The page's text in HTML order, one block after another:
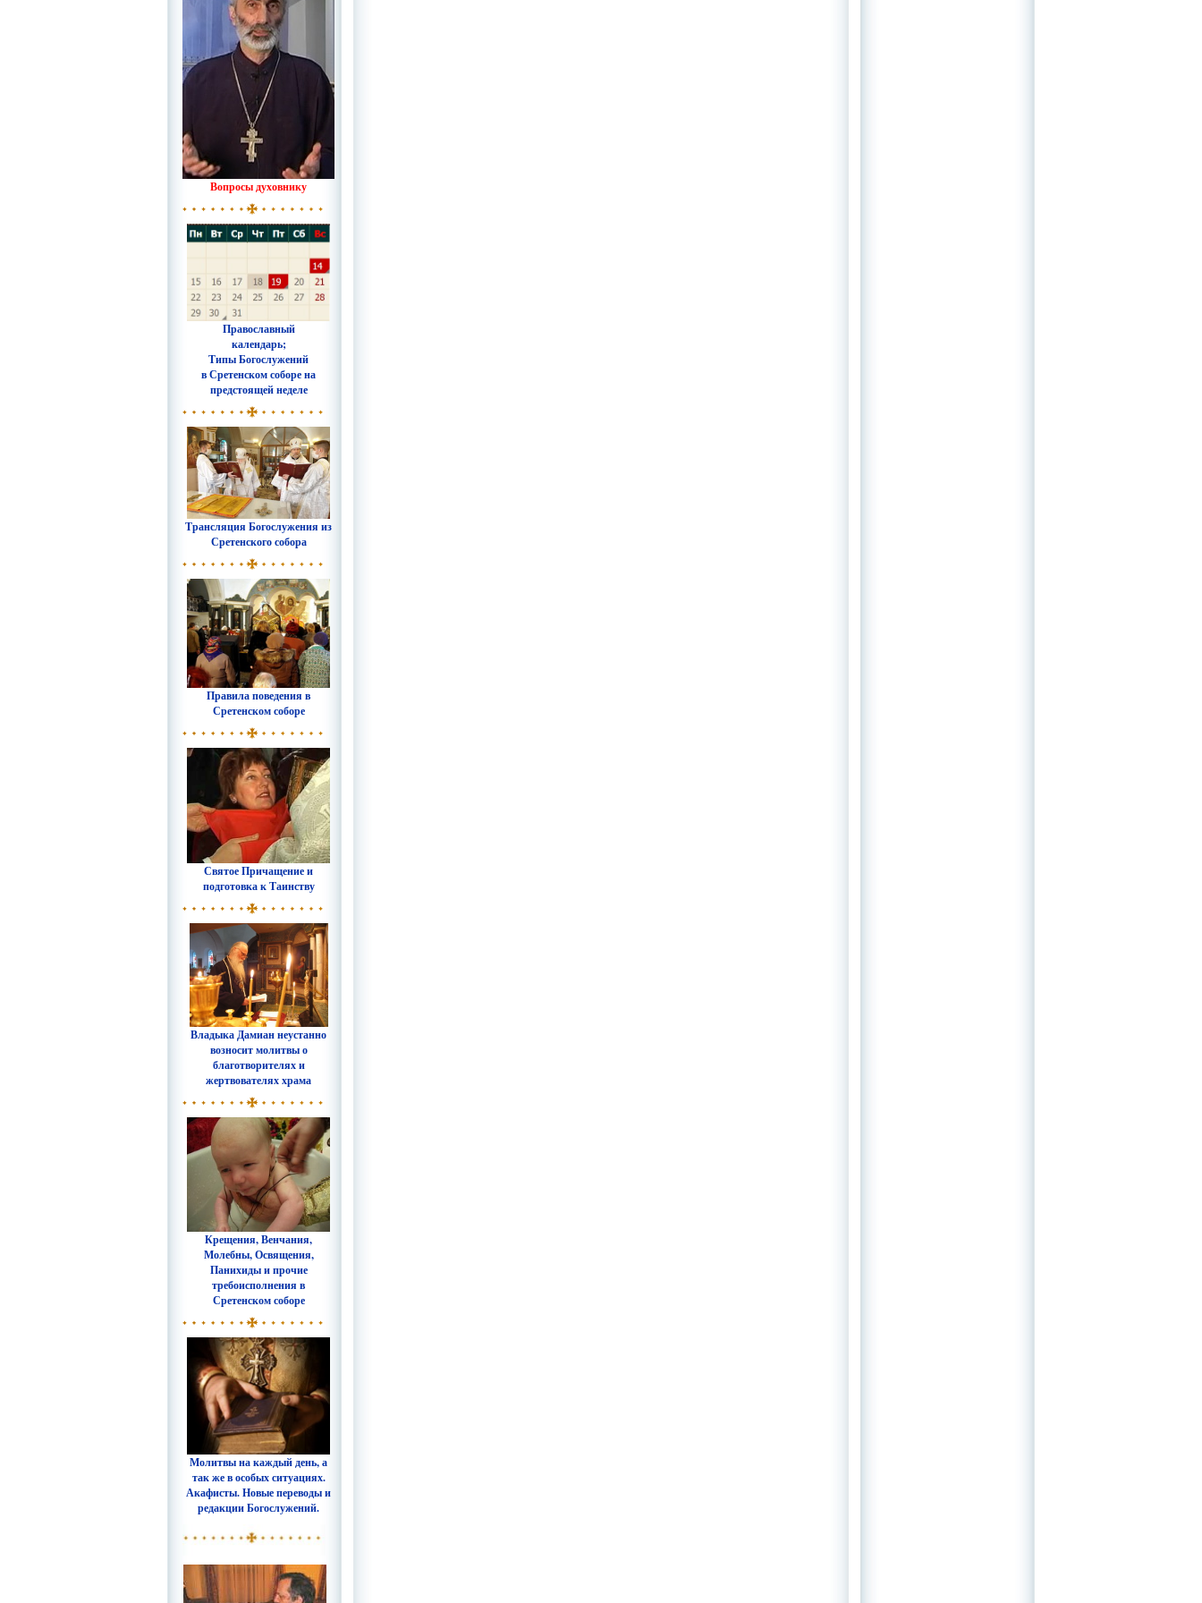
Вопросы духовнику
Православный
календарь;
Типы Богослужений
в Сретенском соборе на
предстоящей неделе
Трансляция Богослужения из
Сретенского собора
Правила поведения в
Сретенском соборе
Святое Причащение и
подготовка к Таинству
Владыка Дамиан неустанно
возносит молитвы о
благотворителях и
жертвователях храма
Крещения, Венчания,
Молебны, Освящения,
Панихиды и прочие
требоисполнения в
Сретенском соборе
Молитвы на каждый день, а
так же в особых ситуациях.
Акафисты. Новые переводы и
редакции Богослужений.